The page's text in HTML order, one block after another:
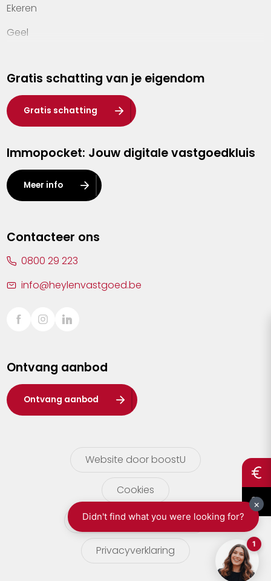
Ekeren
Geel
Hasselt
Heist-op-den-Berg
Herentals
Kalmthout
Leuven
Lier
Sint-Truiden
Waasland
Wuustwezel
Zoersel
Gratis schatting van je eigendom
Gratis schatting
Immopocket: Jouw digitale vastgoedkluis
Meer info
Contacteer ons
0800 29 223
info@heylenvastgoed.be
Ontvang aanbod
Ontvang aanbod
Website door boostU
Cookies
gebruikersvoorwaarden
Privacyverklaring